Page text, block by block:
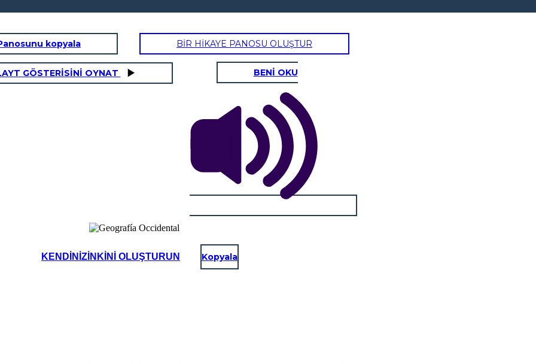
kopyala BİR HİKAYE PANOSU OLUŞTUR
GÖSTERİSİNİ OYNAT BENİ OKU
KENDINIZINKINI OLUŞTURUN Kopyala